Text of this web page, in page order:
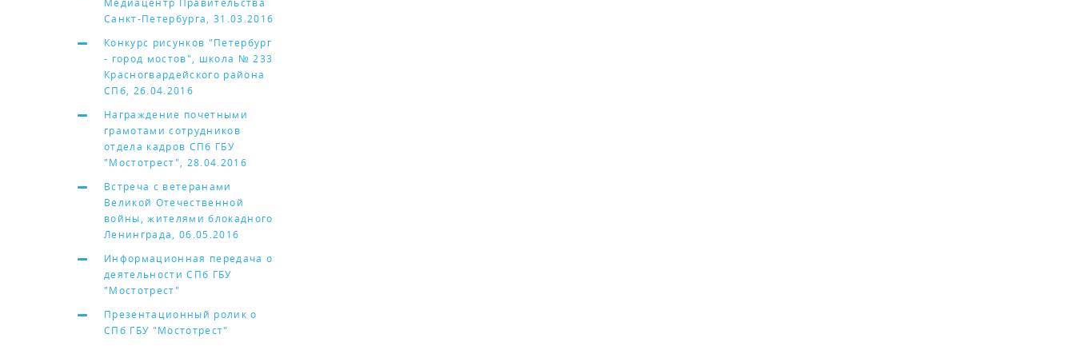
Санкт-Петербурга, 31.03.2016
Конкурс рисунков "Петербург
- город мостов", школа № 233
Красногвардейского района
СПб, 26.04.2016
Награждение почетными
грамотами сотрудников
отдела кадров СПб ГБУ
"Мостотрест", 28.04.2016
Встреча с ветеранами
Великой Отечественной
войны, жителями блокадного
Ленинграда, 06.05.2016
Информационная передача о
деятельности СПб ГБУ
"Мостотрест"
Презентационный ролик о
СПб ГБУ "Мостотрест"